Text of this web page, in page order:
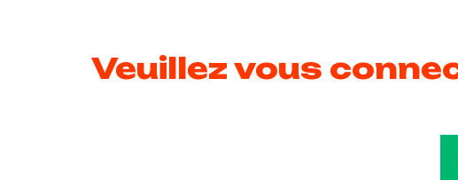
Veuillez vous